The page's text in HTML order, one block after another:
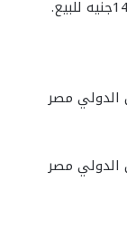
الدولي مصر
الدولي مصر